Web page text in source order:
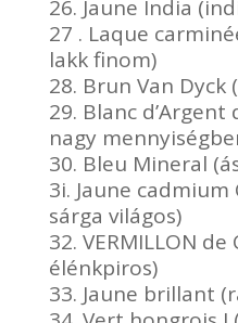
26. Jaune India
27 . Laque
lakk finom)
28. Brun Van Dyck
29. Blanc
nagy
30. Bleu Mineral
3i. Jaune
sárga világos)
32. VERMILLON
élénkpiros)
33. Jaune brillant